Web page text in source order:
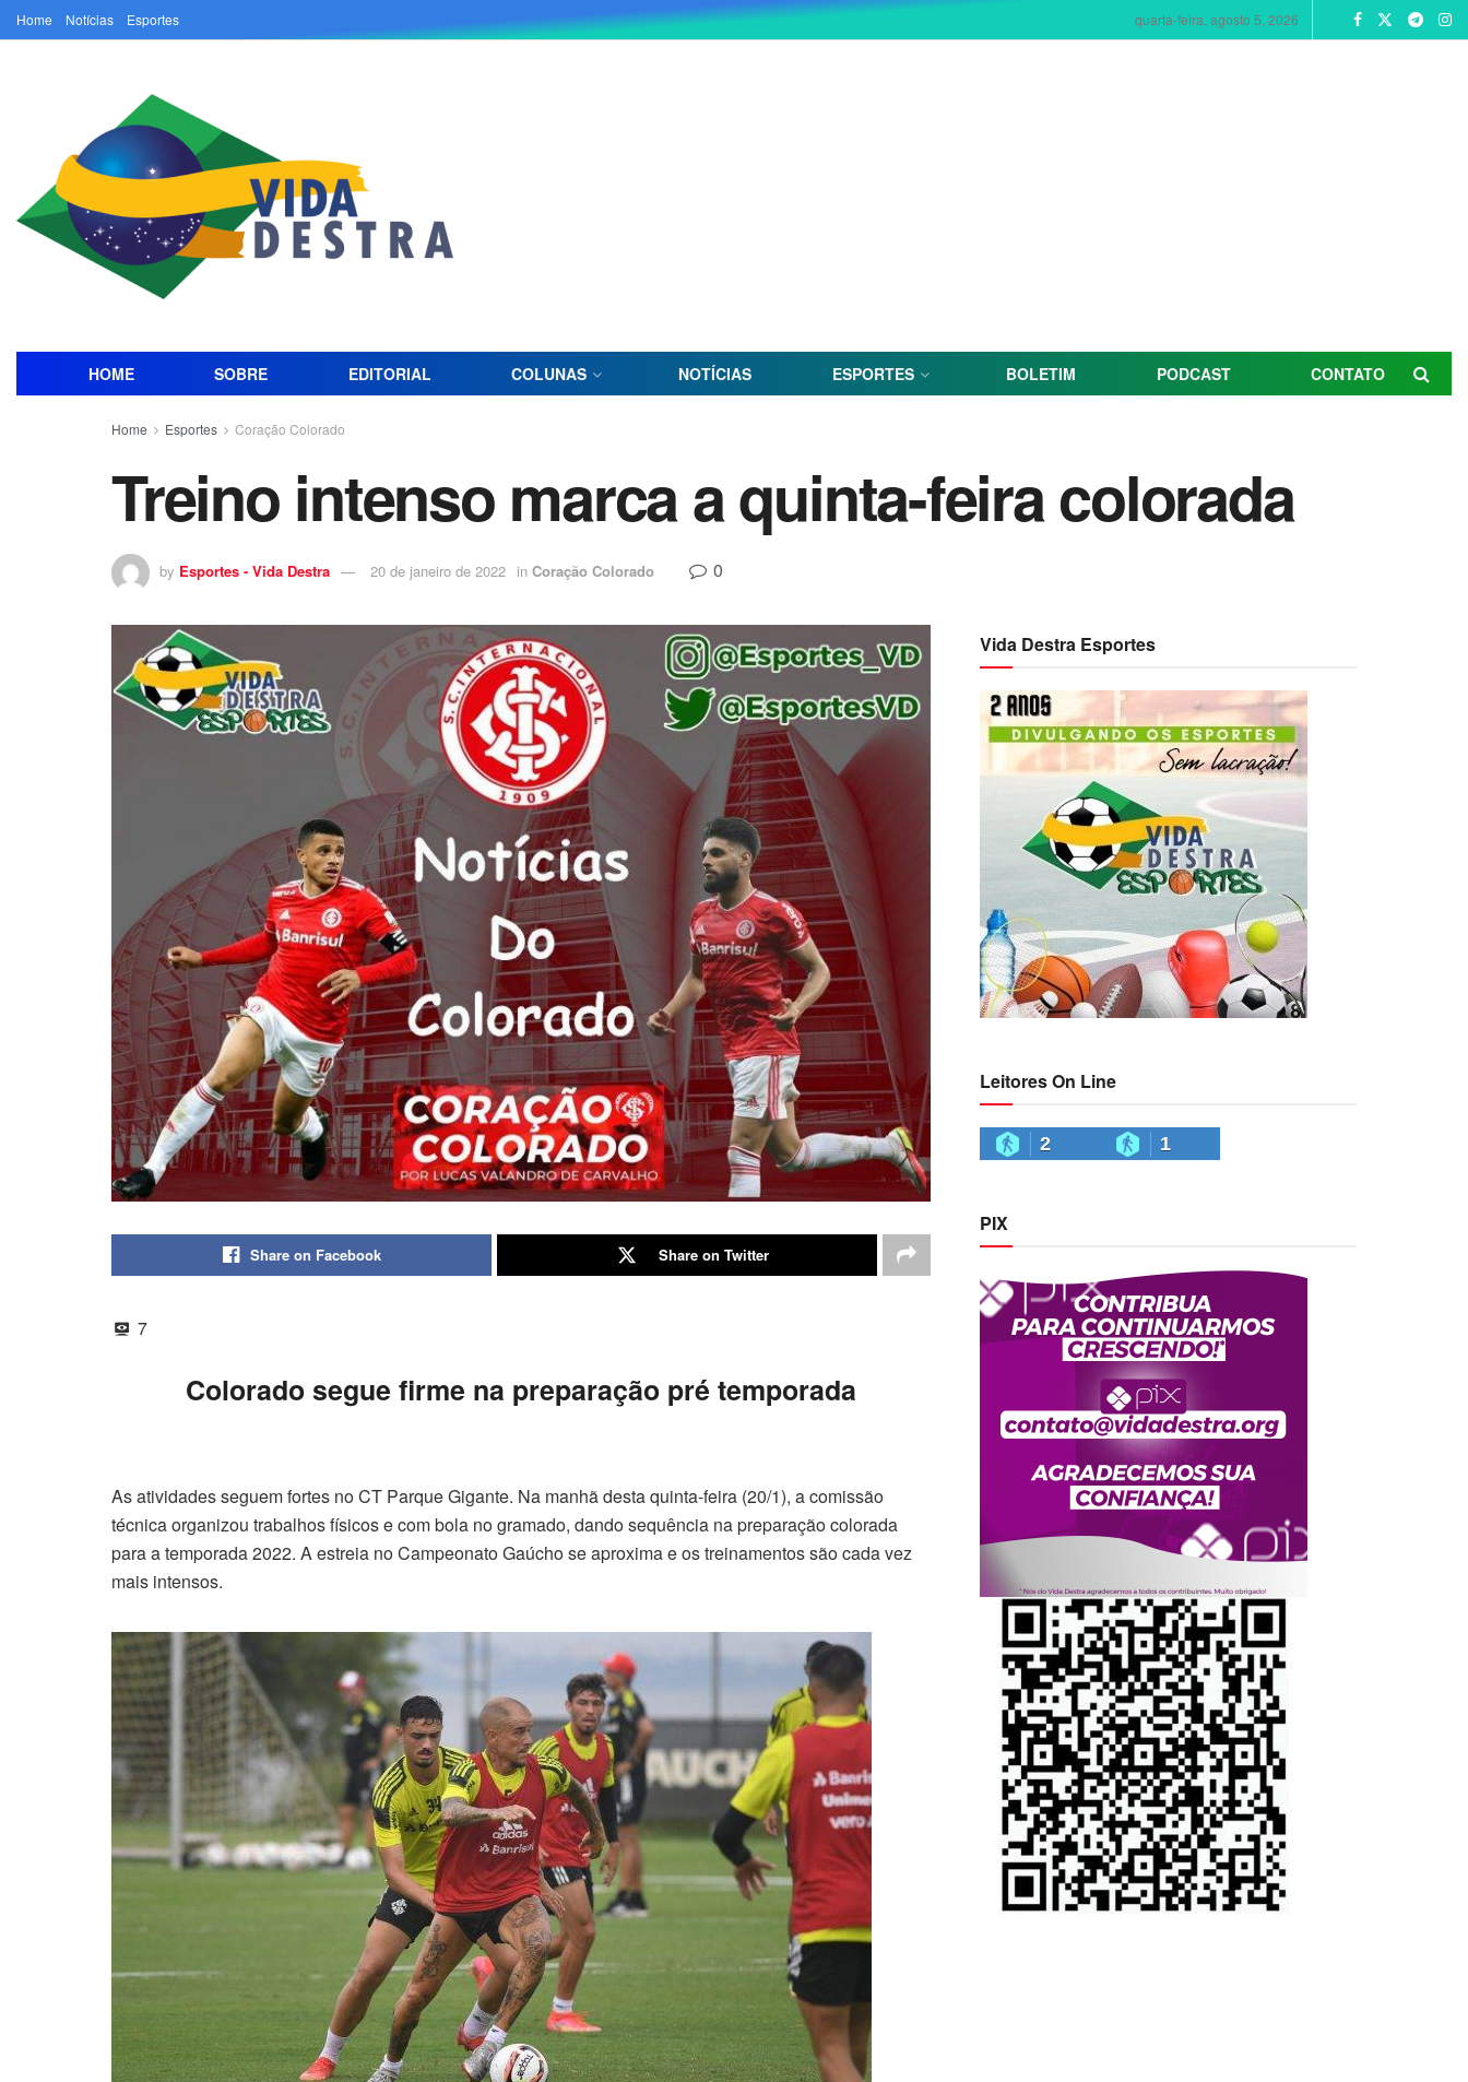
Home Notícias Esportes quarta-feira, agosto 5, 2026
HOME SOBRE EDITORIAL COLUNAS NOTÍCIAS ESPORTES BOLETIM PODCAST CONTATO
Home Esportes Coração Colorado
Treino intenso marca a quinta-feira colorada
by Esportes - Vida Destra 20 de janeiro de 2022 in Coração Colorado 0
Share on Facebook Share on Twitter
7
Colorado segue firme na preparação pré temporada
As atividades seguem fortes no CT Parque Gigante. Na manhã desta quinta-feira (20/1), a comissão
técnica organizou trabalhos físicos e com bola no gramado, dando sequência na preparação colorada
para a temporada 2022. A estreia no Campeonato Gaúcho se aproxima e os treinamentos são cada vez
mais intensos.
Vida Destra Esportes
Leitores On Line
2 1
PIX